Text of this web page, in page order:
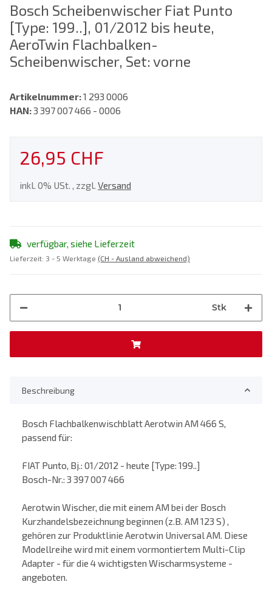
Bosch Scheibenwischer Fiat Punto
[Type: 199..], 01/2012 bis heute,
AeroTwin Flachbalken-
Scheibenwischer, Set: vorne
Artikelnummer:1 293 0006
HAN:3 397 007 466 - 0006
26,95 CHF
inkl. 0% USt. , zzgl. Versand
verfügbar, siehe Lieferzeit
Lieferzeit: 3 - 5 Werktage (CH - Ausland abweichend)
Stk
Beschreibung
Bosch Flachbalkenwischblatt Aerotwin AM 466 S,
passend für:
FIAT Punto, Bj.: 01/2012 - heute [Type: 199..]
Bosch-Nr.: 3 397 007 466
Aerotwin Wischer, die mit einem AM bei der Bosch
Kurzhandelsbezeichnung beginnen (z.B. AM 123 S) ,
gehören zur Produktlinie Aerotwin Universal AM. Diese
Modellreihe wird mit einem vormontiertem Multi-Clip
Adapter - für die 4 wichtigsten Wischarmsysteme -
angeboten.